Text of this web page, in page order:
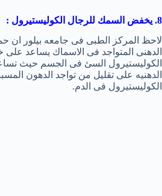
8. يخفض السمك للرجال الكوليستيرول :
الدهنى المتواجد فى الاسماك يساعد
الدهنيه على تقليل من تواجد الدهون
الكوليستيرول فى الدم.